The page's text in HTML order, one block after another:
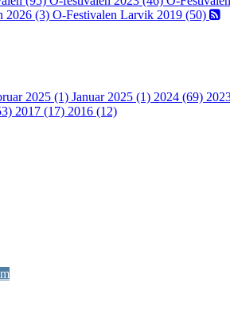
2026 (3) O-Festivalen Larvik 2019 (50)
2025 (1) Januar 2025 (1) 2024 (69)
2017 (17) 2016 (12)